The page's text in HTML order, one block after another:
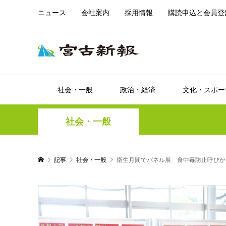
ニュース 会社案内 採用情報 購読申込と会員登
社会・一般 政治・経済 文化・スポ
社会・一般
記事 社会・一般 衛生月間でパネル展 食中毒防止呼び